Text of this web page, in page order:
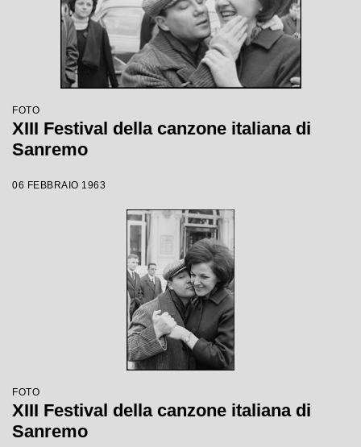
FOTO
XIII Festival della canzone italiana di
Sanremo
06 FEBBRAIO 1963
FOTO
XIII Festival della canzone italiana di
Sanremo